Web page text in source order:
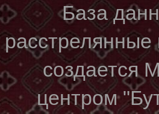
База
расстрелянные
создается
центром